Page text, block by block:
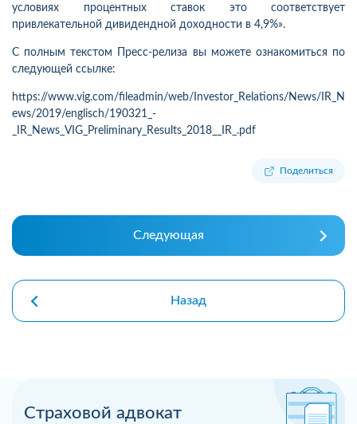
Страховой адвокат
условиях процентных ставок это соответствует
привлекательной дивидендной доходности в 4,9%».
С полным текстом Пресс-релиза вы можете ознакомиться по
следующей ссылке:
https://www.vig.com/fileadmin/web/Investor_Relations/News/IR_N
ews/2019/englisch/190321_-
_IR_News_VIG_Preliminary_Results_2018__IR_.pdf
Поделиться
Следующая
Назад